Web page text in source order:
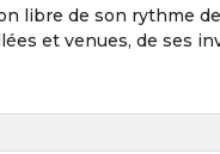
libre de son rythme
et venues, de ses